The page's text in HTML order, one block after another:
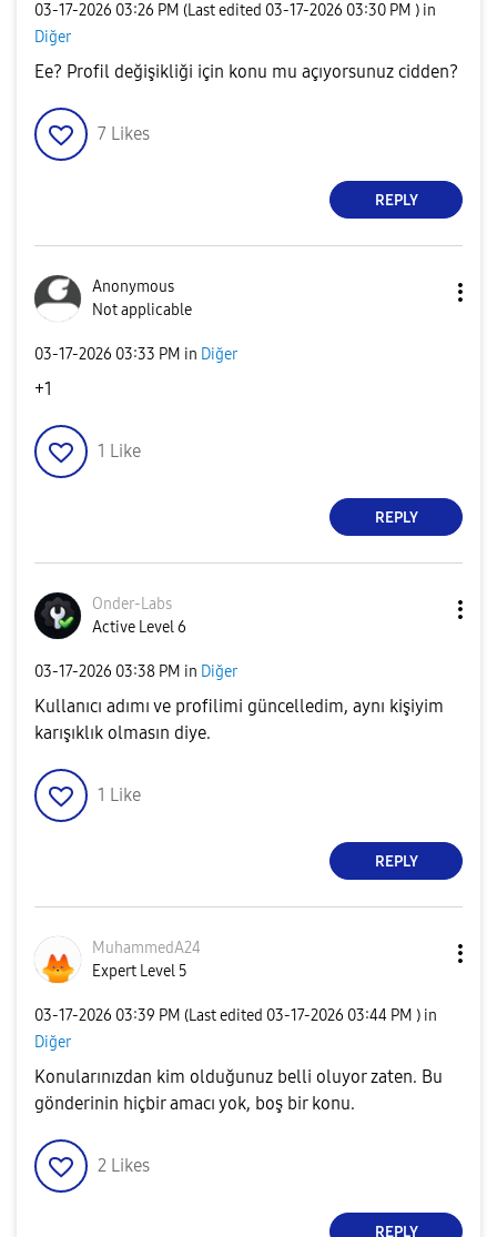
‎03-17-2026 03:26 PM (Last edited ‎03-17-2026 03:30 PM ) in
Diğer
Ee? Profil değişikliği için konu mu açıyorsunuz cidden?
7 Likes
REPLY
Anonymous
Not applicable
‎03-17-2026 03:33 PM in Diğer
+1
1 Like
REPLY
Onder-Labs
Active Level 6
‎03-17-2026 03:38 PM in Diğer
Kullanıcı adımı ve profilimi güncelledim, aynı kişiyim
karışıklık olmasın diye.
1 Like
REPLY
MuhammedA24
Expert Level 5
‎03-17-2026 03:39 PM (Last edited ‎03-17-2026 03:44 PM ) in
Diğer
Konularınızdan kim olduğunuz belli oluyor zaten. Bu
gönderinin hiçbir amacı yok, boş bir konu.
2 Likes
REPLY